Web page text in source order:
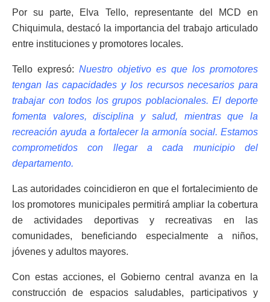
Por su parte, Elva Tello, representante del MCD en
Chiquimula, destacó la importancia del trabajo articulado
entre instituciones y promotores locales.
Tello expresó: Nuestro objetivo es que los promotores
tengan las capacidades y los recursos necesarios para
trabajar con todos los grupos poblacionales. El deporte
fomenta valores, disciplina y salud, mientras que la
recreación ayuda a fortalecer la armonía social. Estamos
comprometidos con llegar a cada municipio del
departamento.
Las autoridades coincidieron en que el fortalecimiento de
los promotores municipales permitirá ampliar la cobertura
de actividades deportivas y recreativas en las
comunidades, beneficiando especialmente a niños,
jóvenes y adultos mayores.
Con estas acciones, el Gobierno central avanza en la
construcción de espacios saludables, participativos y